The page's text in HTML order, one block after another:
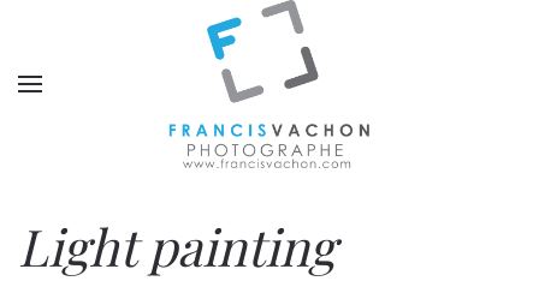
Light painting